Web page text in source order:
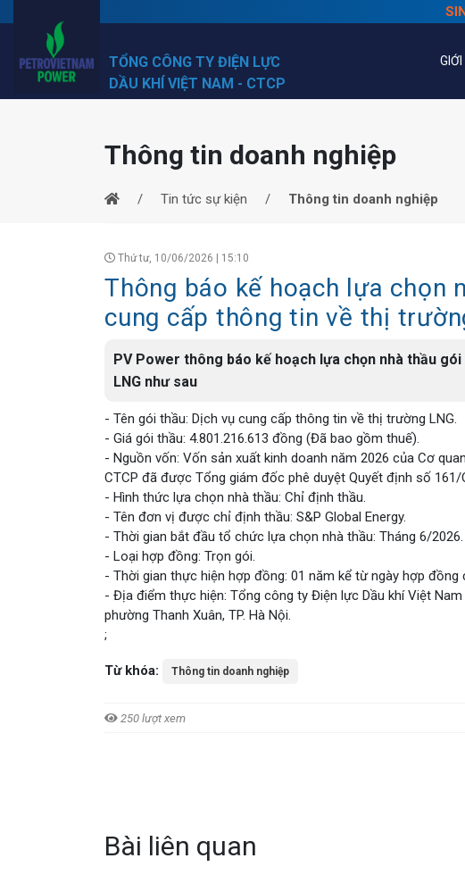
TỔNG CÔNG TY ĐIỆN LỰC
DẦU KHÍ VIỆT NAM - CTCP
Thông tin doanh nghiệp
Tin tức sự kiện Thông tin doanh nghiệp
Thứ tư, 10/06/2026 | 15:10
Thông báo kế hoạch lựa chọn
cung cấp thông tin về thị
PV Power thông báo kế hoạch lựa chọn nhà thầu
LNG như sau
- Tên gói thầu: Dịch vụ cung cấp thông tin về thị trường LNG.
- Giá gói thầu: 4.801.216.613 đồng (Đã bao gồm thuế).
- Nguồn vốn: Vốn sản xuất kinh doanh năm 2026 của Cơ
CTCP đã được Tổng giám đốc phê duyệt Quyết định số
- Hình thức lựa chọn nhà thầu: Chỉ định thầu.
- Tên đơn vị được chỉ định thầu: S&P Global Energy.
- Thời gian bắt đầu tổ chức lựa chọn nhà thầu: Tháng 6/2026.
- Loại hợp đồng: Trọn gói.
- Thời gian thực hiện hợp đồng: 01 năm kể từ ngày hợp đồng
- Địa điểm thực hiện: Tổng công ty Điện lực Dầu khí Việt Nam
phường Thanh Xuân, TP. Hà Nội.
;
Từ khóa: Thông tin doanh nghiệp
250 lượt xem
Bài liên quan